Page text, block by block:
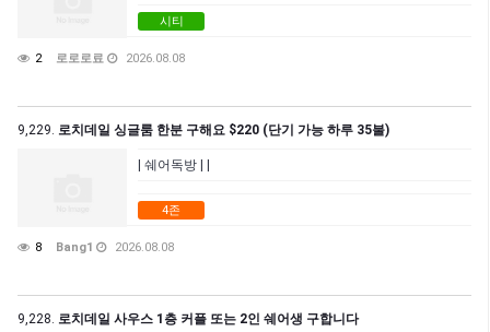
시티
2 로로로료 2026.08.08
9,229. 로치데일 싱글룸 한분 구해요 $220 (단기 가능 하루 35불)
| 쉐어독방 | |
4존
8 Bang1 2026.08.08
9,228. 로치데일 사우스 1층 커플 또는 2인 쉐어생 구합니다